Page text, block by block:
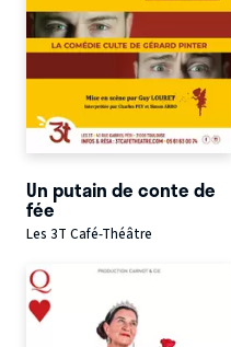
Un putain de conte de
fée
Les 3T Café-Théâtre